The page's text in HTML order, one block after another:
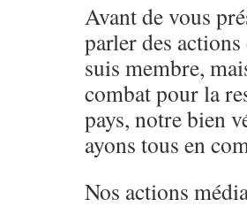
Avant de vous
parler des
suis membre,
combat pour la
pays, notre bien
ayons tous en
Nos actions